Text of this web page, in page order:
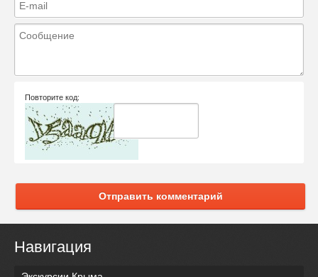
Повторите код:
Отправить комментарий
Навигация